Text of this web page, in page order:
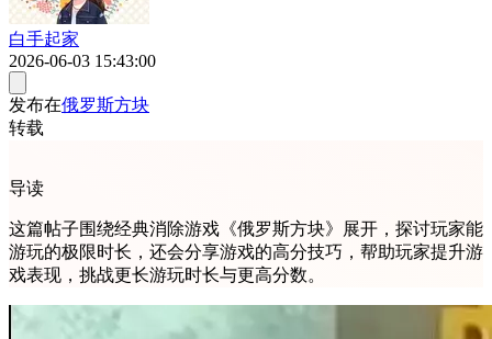
白手起家
2026-06-03 15:43:00
发布在俄罗斯方块
转载
导读
这篇帖子围绕经典消除游戏《俄罗斯方块》展开，探讨玩家能
游玩的极限时长，还会分享游戏的高分技巧，帮助玩家提升游
戏表现，挑战更长游玩时长与更高分数。